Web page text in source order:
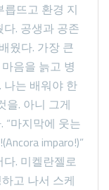
뜨고 환경 지
. 공생과 공존
웠다. 가장 큰
음을 늙고 병
나는 배워야 한
을. 아니 그게
“마지막에 웃는
imparo!)”
다. 미켈란젤로
고 나서 스케